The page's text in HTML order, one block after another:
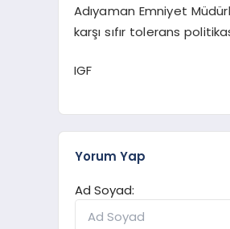
Adıyaman Emniyet
karşı sıfır tolerans
IGF
Yorum Yap
Ad Soyad: